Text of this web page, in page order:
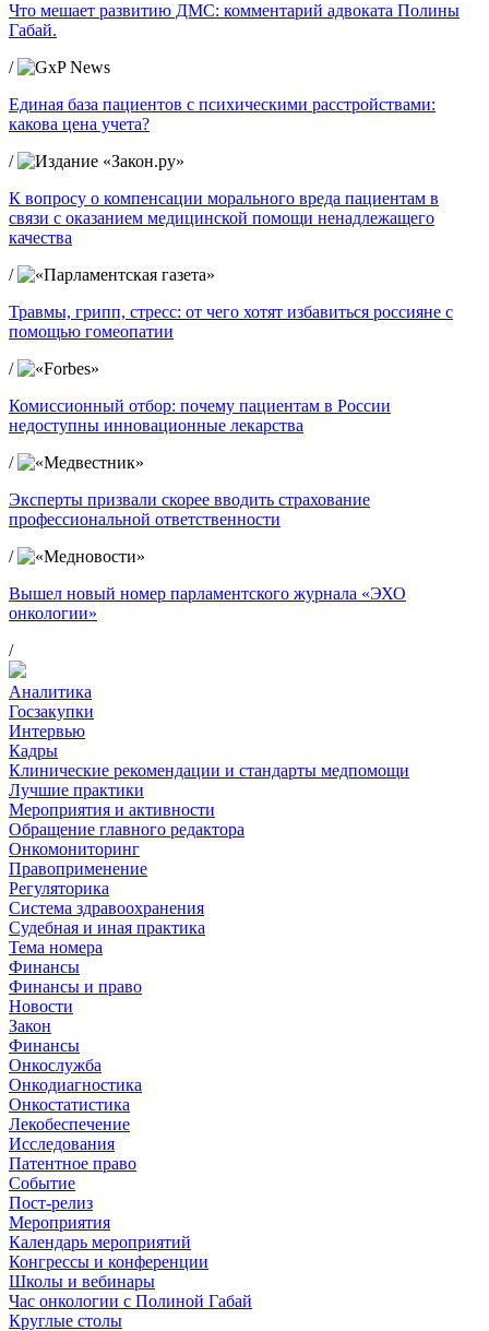
Что мешает развитию ДМС: комментарий адвоката Полины
Габай.
/
Единая база пациентов с психическими расстройствами:
какова цена учета?
/
К вопросу о компенсации морального вреда пациентам в
связи с оказанием медицинской помощи ненадлежащего
качества
/
Травмы, грипп, стресс: от чего хотят избавиться россияне с
помощью гомеопатии
/
Комиссионный отбор: почему пациентам в России
недоступны инновационные лекарства
/
Эксперты призвали скорее вводить страхование
профессиональной ответственности
/
Вышел новый номер парламентского журнала «ЭХО
онкологии»
/
Аналитика
Госзакупки
Интервью
Кадры
Клинические рекомендации и стандарты медпомощи
Лучшие практики
Мероприятия и активности
Обращение главного редактора
Онкомониторинг
Правоприменение
Регуляторика
Система здравоохранения
Судебная и иная практика
Тема номера
Финансы
Финансы и право
Новости
Закон
Финансы
Онкослужба
Онкодиагностика
Онкостатистика
Лекобеспечение
Исследования
Патентное право
Событие
Пост-релиз
Мероприятия
Календарь мероприятий
Конгрессы и конференции
Школы и вебинары
Час онкологии с Полиной Габай
Круглые столы